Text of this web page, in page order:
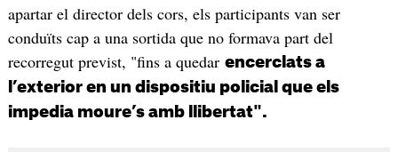
apartar el director dels cors, els participants van ser
conduïts cap a una sortida que no formava part del
recorregut previst, "fins a quedar encerclats a
l’exterior en un dispositiu policial que els
impedia moure’s amb llibertat".